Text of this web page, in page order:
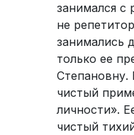
занимался с
не
занимались
только ее
Степановну.
чистый
личности».
чистый